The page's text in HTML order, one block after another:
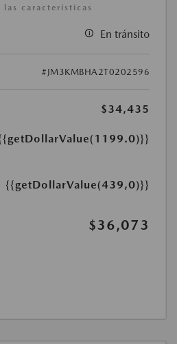
las características
En tránsito
#JM3KMBHA2T0202596
$34,435
{{getDollarValue(439,0)}}
$36,073